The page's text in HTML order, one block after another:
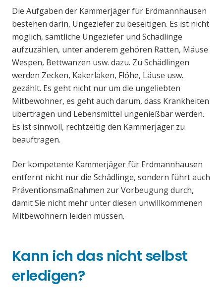
Die Aufgaben der Kammerjäger für Erdmannhausen
bestehen darin, Ungeziefer zu beseitigen. Es ist nicht
möglich, sämtliche Ungeziefer und Schädlinge
aufzuzählen, unter anderem gehören Ratten, Mäuse
Wespen, Bettwanzen usw. dazu. Zu Schädlingen
werden Zecken, Kakerlaken, Flöhe, Läuse usw.
gezählt. Es geht nicht nur um die ungeliebten
Mitbewohner, es geht auch darum, dass Krankheiten
übertragen und Lebensmittel ungenießbar werden.
Es ist sinnvoll, rechtzeitig den Kammerjäger zu
beauftragen.
Der kompetente Kammerjäger für Erdmannhausen
entfernt nicht nur die Schädlinge, sondern führt auch
Präventionsmaßnahmen zur Vorbeugung durch,
damit Sie nicht mehr unter diesen unwillkommenen
Mitbewohnern leiden müssen.
Kann ich das nicht selbst
erledigen?